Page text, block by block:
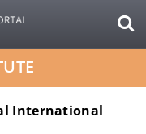
International